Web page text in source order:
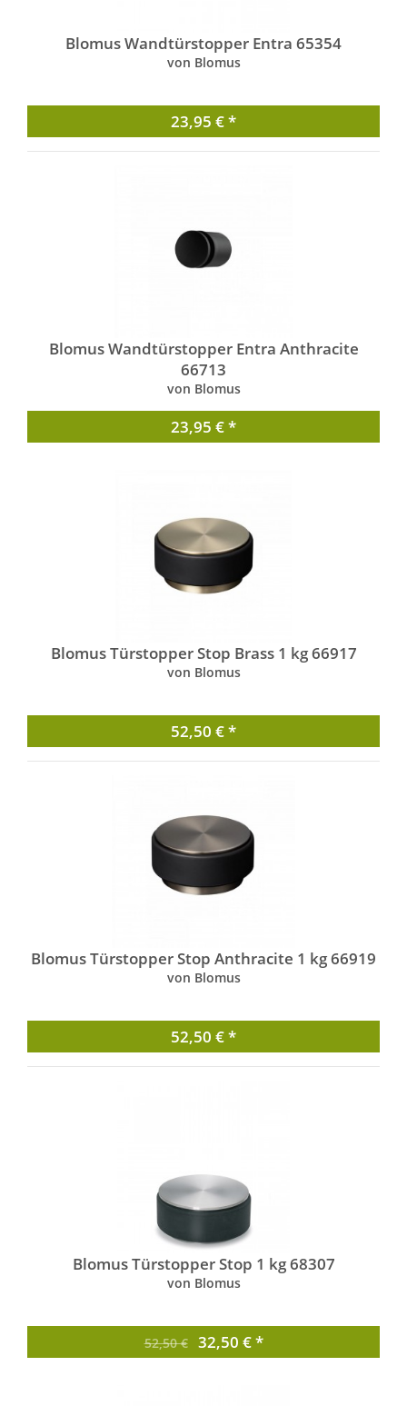
Blomus Wandtürstopper Entra 65354
von Blomus
23,95 € *
Blomus Wandtürstopper Entra Anthracite
66713
von Blomus
23,95 € *
Blomus Türstopper Stop Brass 1 kg 66917
von Blomus
52,50 € *
Blomus Türstopper Stop Anthracite 1 kg 66919
von Blomus
52,50 € *
Blomus Türstopper Stop 1 kg 68307
von Blomus
52,50 € 32,50 € *